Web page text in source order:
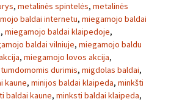
, metalinės spintelės, metalinės
baldai internetu, miegamojo baldai
, miegamojo baldai klaipedoje,
baldai vilniuje, miegamojo baldu
, miegamojo lovos akcija,
durimis, migdolas baldai,
kaune, minijos baldai klaipeda, minkšti
baldai kaune, minksti baldai klaipeda,